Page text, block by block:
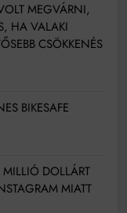
MEGVÁRNI,
HA VALAKI
CSÖKKENÉS
BIKESAFE
MILLIÓ DOLLÁRT
MIATT